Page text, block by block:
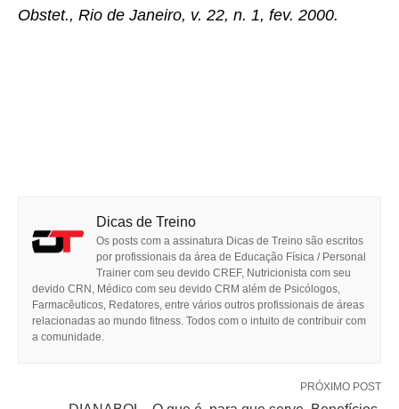
Obstet., Rio de Janeiro, v. 22, n. 1, fev. 2000.
Dicas de Treino
Os posts com a assinatura Dicas de Treino são escritos
por profissionais da área de Educação Física / Personal
Trainer com seu devido CREF, Nutricionista com seu
devido CRN, Médico com seu devido CRM além de Psicólogos,
Farmacêuticos, Redatores, entre vários outros profissionais de áreas
relacionadas ao mundo fitness. Todos com o intuito de contribuir com
a comunidade.
PRÓXIMO POST